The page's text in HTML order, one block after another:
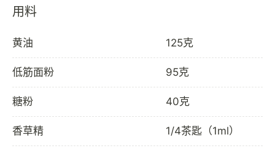
用料
黄油 125克
低筋面粉 95克
糖粉 40克
香草精 1/4茶匙（1ml）